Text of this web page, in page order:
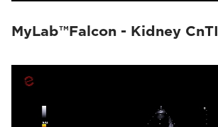
MyLab™Falcon - Kidney CnTI